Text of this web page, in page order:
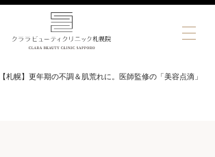
【札幌】更年期の不調＆肌荒れに。医師監修の「美容点滴」